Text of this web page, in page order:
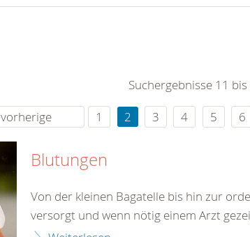
gerne.
rund um die Uhr
Suchergebnisse 11
vorherige
1 2 3 4 5 6
Blutungen
Von der kleinen Bagatelle bis hin zur
versorgt und wenn nötig einem Arzt